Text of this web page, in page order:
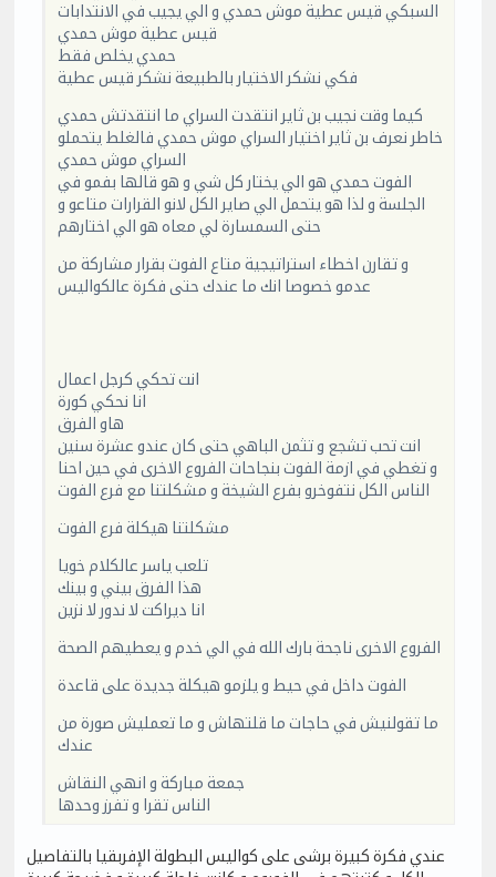
السبكي قيس عطية موش حمدي و الي يجيب في الانتدابات
قيس عطية موش حمدي
حمدي يخلص فقط
فكي نشكر الاختيار بالطبيعة نشكر قيس عطية
كيما وقت نجيب بن ثاير انتقدت السراي ما انتقدتش حمدي
خاطر نعرف بن ثاير اختيار السراي موش حمدي فالغلط يتحملو
السراي موش حمدي
الفوت حمدي هو الي يختار كل شي و هو قالها بفمو في
الجلسة و لذا هو يتحمل الي صاير الكل لانو القرارات متاعو و
حتى السمسارة لي معاه هو الي اختارهم
و تقارن اخطاء استراتيجية متاع الفوت بقرار مشاركة من
عدمو خصوصا انك ما عندك حتى فكرة عالكواليس
انت تحكي كرجل اعمال
انا نحكي كورة
هاو الفرق
انت تحب تشجع و تثمن الباهي حتى كان عندو عشرة سنين
و تغطي في ازمة الفوت بنجاحات الفروع الاخرى في حين احنا
الناس الكل نتفوخرو بفرع الشيخة و مشكلتنا مع فرع الفوت
مشكلتنا هيكلة فرع الفوت
تلعب ياسر عالكلام خويا
هذا الفرق بيني و بينك
انا ديراكت لا ندور لا نزين
الفروع الاخرى ناجحة بارك الله في الي خدم و يعطيهم الصحة
الفوت داخل في حيط و يلزمو هيكلة جديدة على قاعدة
ما تقولنيش في حاجات ما قلتهاش و ما تعمليش صورة من
عندك
جمعة مباركة و انهي النقاش
الناس تقرا و تفرز وحدها
عندي فكرة كبيرة برشى على كواليس البطولة الإفربقيا بالتفاصيل